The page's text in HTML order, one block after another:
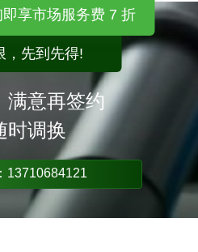
享市场服务费 7 折
，先到先得!
满意再签约
时调换
13710684121